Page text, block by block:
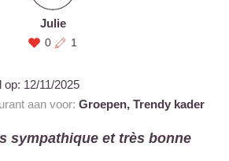
Julie
0 1
op: 12/11/2025
aan voor: Groepen, Trendy kader
sympathique et très bonne